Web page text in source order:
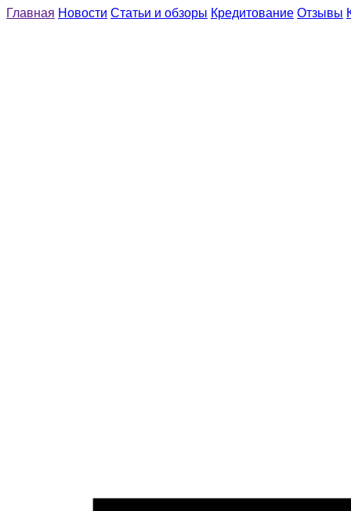
Главная Новости Статьи и обзоры Кредитование Отзывы